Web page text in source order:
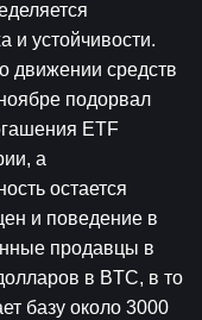
и устойчивости.
движении средств
подорвал
ETF
а
остается
и поведение в
продавцы в
в BTC, в то
базу около 3000